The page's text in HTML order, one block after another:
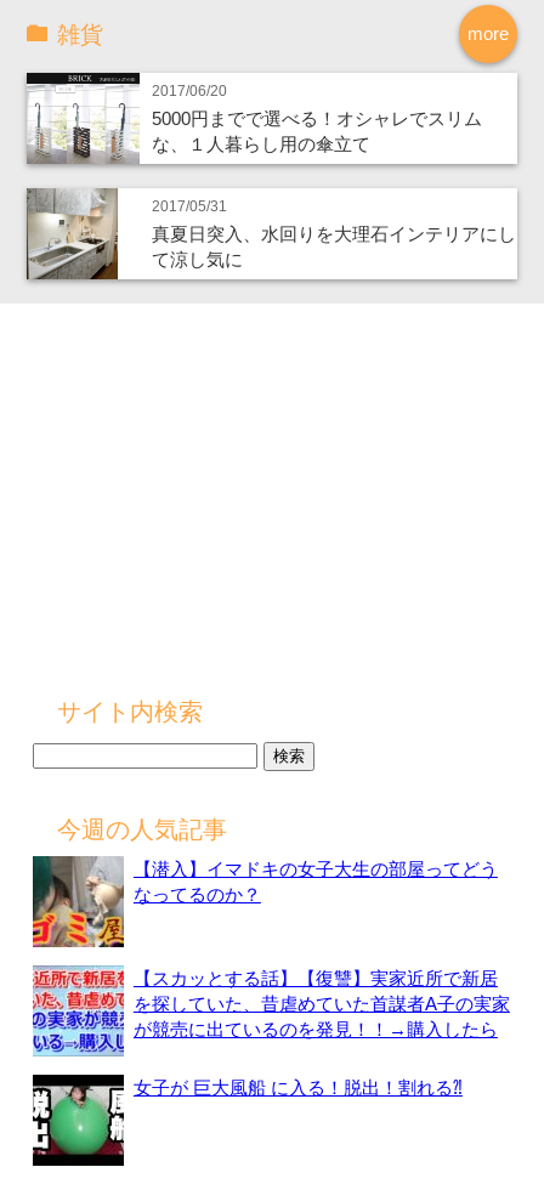
more
雑貨
2017/06/20
5000円までで選べる！オシャレでスリム
な、１人暮らし用の傘立て
2017/05/31
真夏日突入、水回りを大理石インテリアにし
て涼し気に
サイト内検索
今週の人気記事
【潜入】イマドキの女子大生の部屋ってどう
なってるのか？
【スカッとする話】【復讐】実家近所で新居
を探していた、昔虐めていた首謀者A子の実家
が競売に出ているのを発見！！→購入したら
女子が 巨大風船 に入る！脱出！割れる⁈